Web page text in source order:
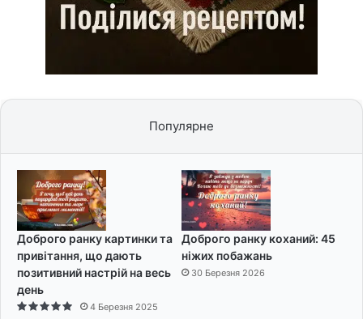
Популярне
Доброго ранку картинки та
привітання, що дають
позитивний настрій на весь
день
4 Березня 2025
Доброго ранку коханий: 45
ніжих побажань
30 Березня 2026